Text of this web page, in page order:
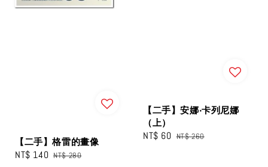
【二手】格雷的畫像
Sale
NT$ 140 Regular
NT$ 280
【二手】安娜‧卡列尼娜
（上）
Sale
NT$ 60 Regular
NT$ 260